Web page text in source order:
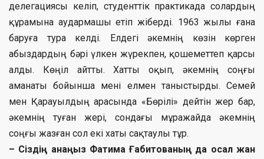
делегациясы келіп, студенттік практикада солардың
құрамына аудармашы етіп жіберді. 1963 жылы ғана
баруға тура келді. Елдегі әкемнің көзін көрген
абыздардың бәрі үлкен жүрекпен, қошеметтеп қарсы
алды. Көңіл айтты. Хатты оқып, әкемнің соңғы
аманаты бойынша мені елмен таныстырды. Семей
мен Қарауылдың арасында «Бөрілі» дейтін жер бар,
әкемнің туған жері, сондағы мұражайда әкемнің
соңғы жазған сол екі хаты сақтаулы тұр.
– Сіздің анаңыз Фатима Ғабитованың да осал жан